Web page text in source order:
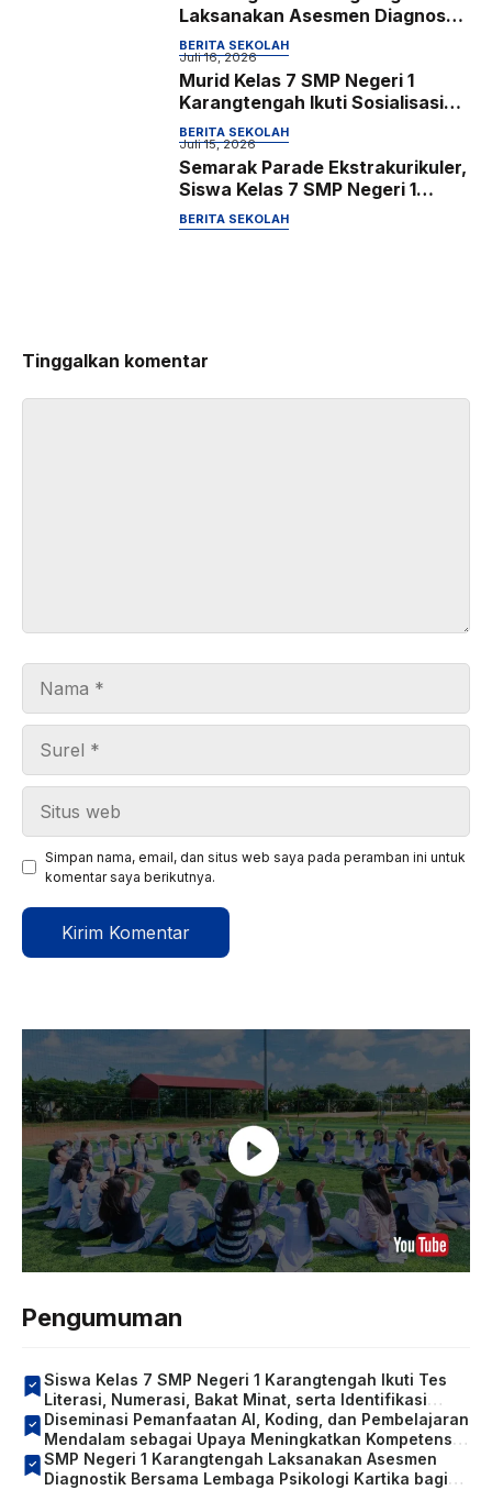
Laksanakan Asesmen Diagnostik
Bersama Lembaga Psikologi
Kartika bagi Siswa Kelas 7
BERITA SEKOLAH
Juli 16, 2026
Murid Kelas 7 SMP Negeri 1
Karangtengah Ikuti Sosialisasi
Sekolah Ramah Anak dan Kreasi
Poster Digital
BERITA SEKOLAH
Juli 15, 2026
Semarak Parade Ekstrakurikuler,
Siswa Kelas 7 SMP Negeri 1
Karangtengah Kenali dan
Eksplorasi Potensi Diri
BERITA SEKOLAH
Tinggalkan komentar
Simpan nama, email, dan situs web saya pada peramban ini untuk
komentar saya berikutnya.
Pengumuman
Siswa Kelas 7 SMP Negeri 1 Karangtengah Ikuti Tes
Literasi, Numerasi, Bakat Minat, serta Identifikasi
Kondisi Sosial Emosional dan Konsentrasi Belajar
Diseminasi Pemanfaatan AI, Koding, dan Pembelajaran
Mendalam sebagai Upaya Meningkatkan Kompetensi
Guru
SMP Negeri 1 Karangtengah Laksanakan Asesmen
Diagnostik Bersama Lembaga Psikologi Kartika bagi